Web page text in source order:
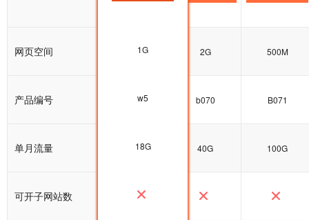
网页空间 1G 2G 500M
产品编号 w5 b070 B071
单月流量 25G 40G 100G
可开子网站数
1G
w5
18G